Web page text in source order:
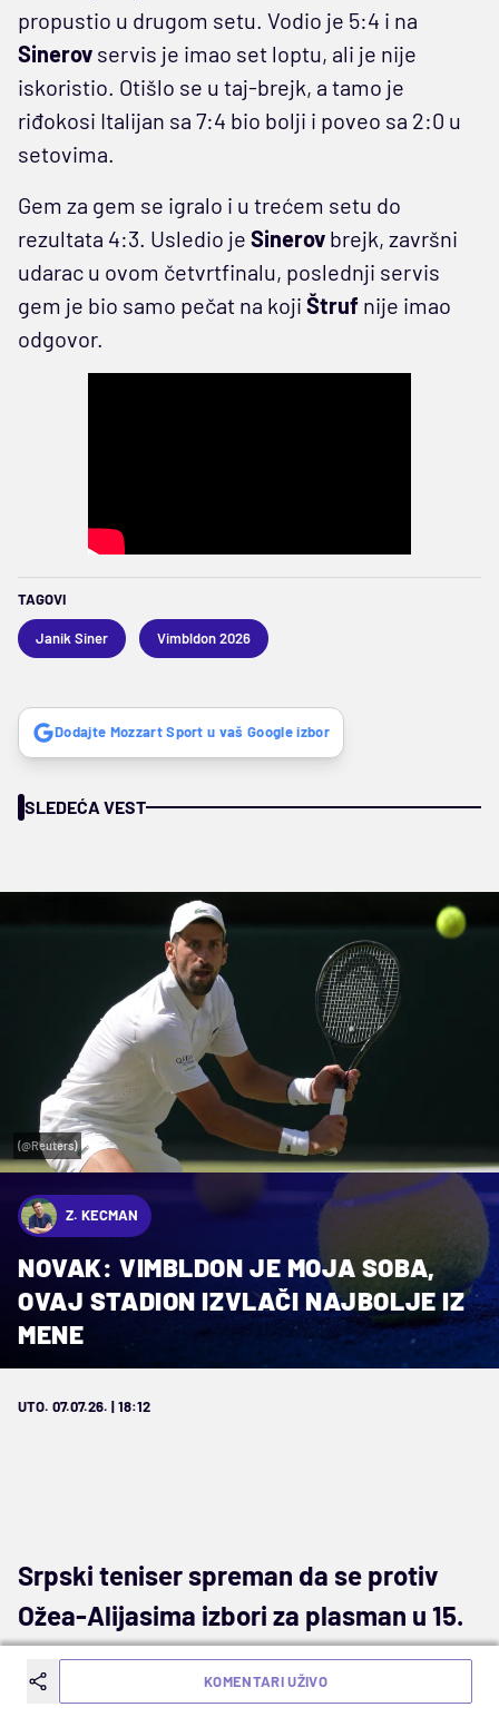
propustio u drugom setu. Vodio je 5:4 i na
Sinerov servis je imao set loptu, ali je nije
iskoristio. Otišlo se u taj-brejk, a tamo je
riđokosi Italijan sa 7:4 bio bolji i poveo sa 2:0 u
setovima.
Gem za gem se igralo i u trećem setu do
rezultata 4:3. Usledio je Sinerov brejk, završni
udarac u ovom četvrtfinalu, poslednji servis
gem je bio samo pečat na koji Štruf nije imao
odgovor.
TAGOVI
Janik Siner Vimbldon 2026
Dodajte Mozzart Sport u vaš Google izbor
SLEDEĆA VEST
(@Reuters)
Z. KECMAN
NOVAK: VIMBLDON JE MOJA SOBA,
OVAJ STADION IZVLAČI NAJBOLJE IZ
MENE
UTO. 07.07.26. | 18:12
Srpski teniser spreman da se protiv
Ožea-Alijasima izbori za plasman u 15.
polufinale na turniru u Londonu
Svi parametri su tu, prethodni izazovi uspešno
KOMENTARI UŽIVO